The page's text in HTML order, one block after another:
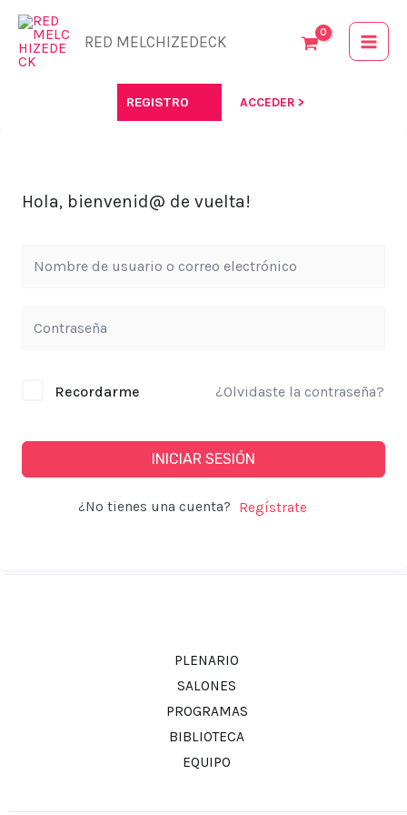
contenido
RED MELCHIZEDECK
REGISTRO ACCEDER >
Hola, bienvenid@ de vuelta!
Alternative:
Recordarme ¿Olvidaste la contraseña?
INICIAR SESIÓN
¿No tienes una cuenta?
PLENARIO
SALONES
PROGRAMAS
BIBLIOTECA
EQUIPO